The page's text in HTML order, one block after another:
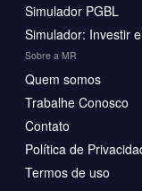
Simulador PGBL
Simulador: Investir
Sobre a MR
Quem somos
Trabalhe Conosco
Contato
Política de
Termos de uso